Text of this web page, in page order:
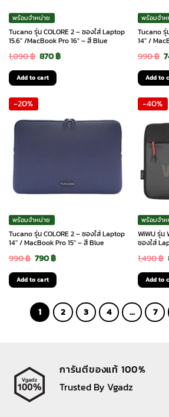
พร้อมจำหน่าย
Tucano รุ่น COLORE 2 – ซองใส่ Laptop
15.6″ /MacBook Pro 16″ – สี Blue
1,090฿ Original
price
was:
870฿Current
Add to cart
พร้อมจำห
Tucano รุ่
14″ /
990฿
Add to
-20%
พร้อมจำหน่าย
Tucano รุ่น COLORE 2 – ซองใส่ Laptop
14″ / MacBook Pro 15″ – สี Blue
990฿ Original
price
was:
990 ฿.
790฿Current
price
790 ฿.
Add to cart
-40%
พร้อมจำห
WiWU รุ่น
ซองใส่
1,490฿
Add to
1 2 3 4 … 7
การันตีของแท้ 100%
Trusted By Vgadz